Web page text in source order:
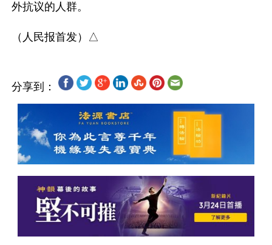
外抗议的人群。
分享到：